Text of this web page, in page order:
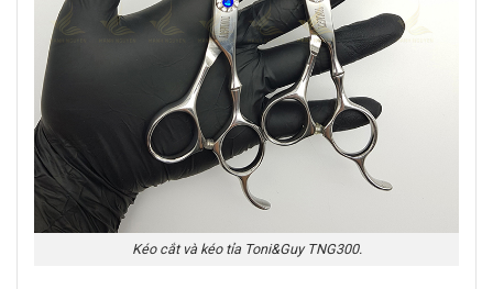
Kéo cắt và kéo tỉa Toni&Guy TNG300.